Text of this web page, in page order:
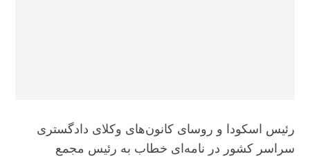
رئیس اسکودا و روسای کانون‌های وکلای دادگستری
سراسر کشور در نامه‌ای خطاب به رئیس مجمع